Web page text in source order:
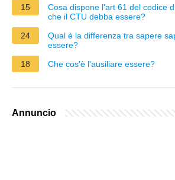
15
Cosa dispone l'art 61 del codice
che il CTU debba essere?
24
Qual è la differenza tra sapere
essere?
18
Che cos'è l'ausiliare essere?
Annuncio